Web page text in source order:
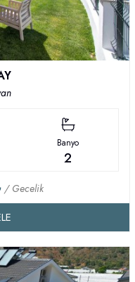
Banyo
2
/ Gecelik